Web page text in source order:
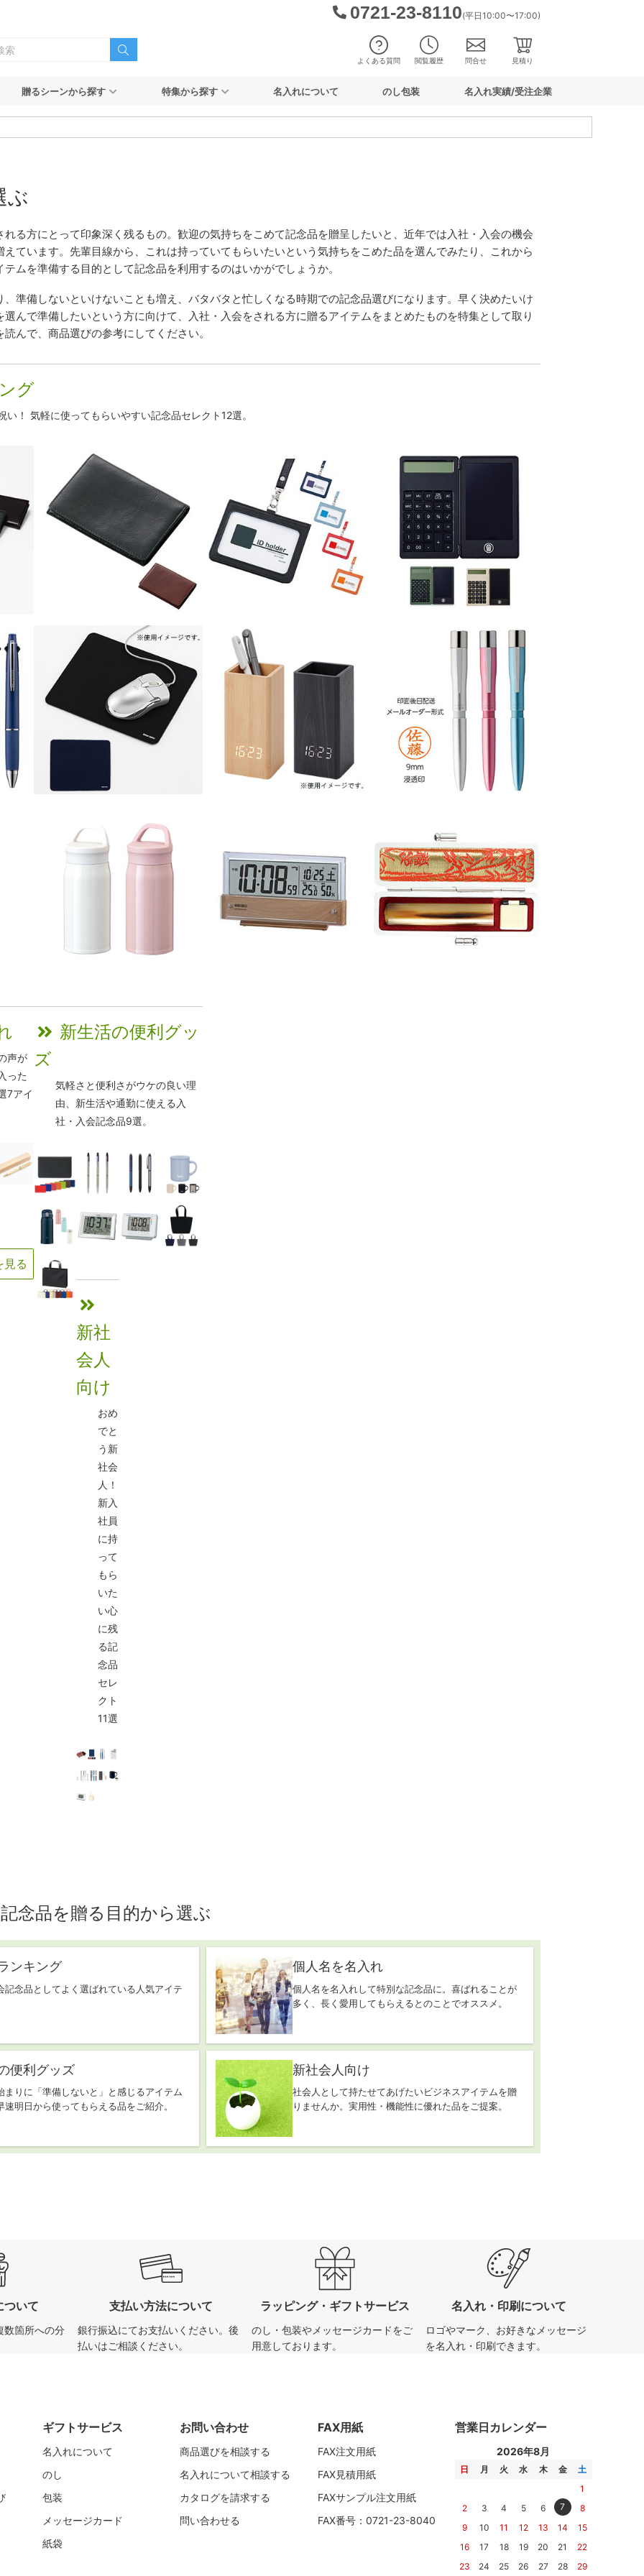
0721-23-8110(平日10:00〜17:00)
よくある質問 閲覧履歴 問合せ 見積り
贈るシーンから探す 特集から探す 名入れについて のし包装 名入れ実績/受注企業
ぶ
れる方にとって印象深く残るもの。歓迎の気持ちをこめて記念品を贈呈したいと、近年では入社・入会の機会
ています。先輩目線から、これは持っていてもらいたいという気持ちをこめた品を選んでみたり、これから
ムを準備する目的として記念品を利用するのはいかがでしょうか。
、準備しないといけないことも増え、バタバタと忙しくなる時期での記念品選びになります。早く決めたいけ
選んで準備したいという方に向けて、入社・入会をされる方に贈るアイテムをまとめたものを特集として取り
んで、商品選びの参考にしてください。
グ
い！ 気軽に使ってもらいやすい記念品セレクト12選。
声が
った
7アイ
見る
新生活の便利グッ
ズ
気軽さと便利さがウケの良い理
由、新生活や通勤に使える入
社・入会記念品9選。
新社
会人
向け
おめ
でと
う新
社会
人！
新入
社員
に持
って
もら
いた
い心
に残
る記
念品
セレ
クト
11選
念品を贈る目的から選ぶ
ンキング
記念品としてよく選ばれている人気アイテ
個人名を名入れ
個人名を名入れして特別な記念品に。喜ばれることが
多く、長く愛用してもらえるとのことでオススメ。
便利グッズ
まりに「準備しないと」と感じるアイテム
速明日から使ってもらえる品をご紹介。
新社会人向け
社会人として持たせてあげたいビジネスアイテムを贈
りませんか。実用性・機能性に優れた品をご提案。
ついて
数箇所への分
支払い方法について
銀行振込にてお支払いください。後
払いはご相談ください。
ラッピング・ギフトサービス
のし・包装やメッセージカードをご
用意しております。
名入れ・印刷について
ロゴやマーク、お好きなメッセージ
を名入れ・印刷できます。
ギフトサービス
名入れについて
のし
包装
メッセージカード
紙袋
お問い合わせ
商品選びを相談する
名入れについて相談する
カタログを請求する
問い合わせる
FAX用紙
FAX注文用紙
FAX見積用紙
FAXサンプル注文用紙
FAX番号：0721-23-8040
営業日カレンダー
2026年8月
日 月 火 水 木 金
土
1
2
3 4 5 6 7
8
9
10 11 12 13 14
15
16
17 18 19 20 21
22
23
24 25 26 27 28 29